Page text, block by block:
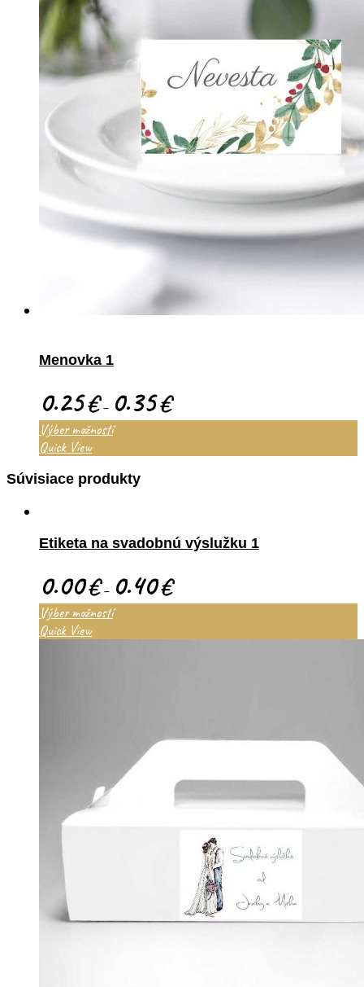
Menovka 1
0.25€– 0.35€
Výber možností
Quick View
Súvisiace produkty
Etiketa na svadobnú výslužku 1
0.00€– 0.40€
Výber možností
Quick View